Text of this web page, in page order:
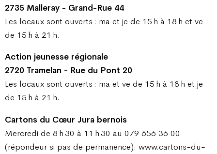
2735 Malleray - Grand-Rue 44
Les locaux sont ouverts : ma et je de 15 h à 18 h et ve
de 15 h à 21 h.
Action jeunesse régionale
2720 Tramelan - Rue du Pont 20
Les locaux sont ouverts : ma et ve de 15 h à 18 h et je
de 15 h à 21 h.
Cartons du Cœur Jura bernois
Mercredi de 8 h 30 à 11 h 30 au 079 656 36 00
(répondeur si pas de permanence). www.cartons-du-